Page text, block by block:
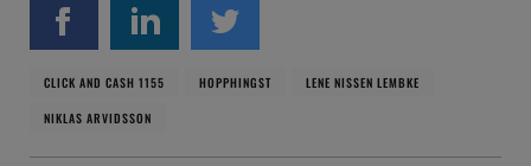
CLICK AND CASH 1155 HOPPHINGST
LENE NISSEN LEMBKE
NIKLAS ARVIDSSON